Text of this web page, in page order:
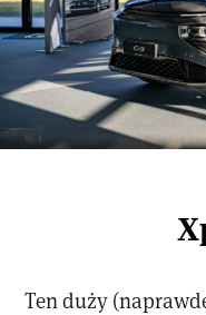
Ten duży